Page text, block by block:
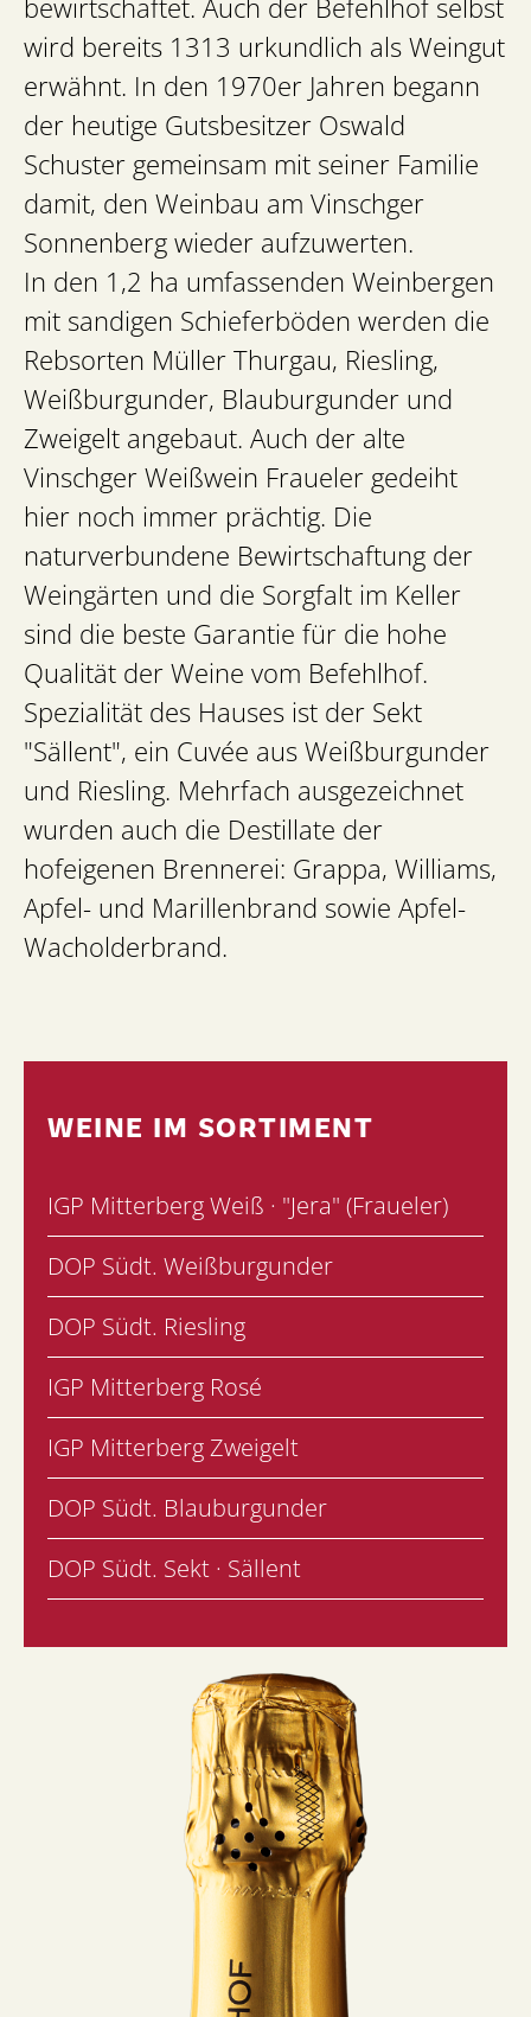
wird bereits 1313 urkundlich als Weingut
erwähnt. In den 1970er Jahren begann
der heutige Gutsbesitzer Oswald
Schuster gemeinsam mit seiner Familie
damit, den Weinbau am Vinschger
Sonnenberg wieder aufzuwerten.
In den 1,2 ha umfassenden Weinbergen
mit sandigen Schieferböden werden die
Rebsorten Müller Thurgau, Riesling,
Weißburgunder, Blauburgunder und
Zweigelt angebaut. Auch der alte
Vinschger Weißwein Fraueler gedeiht
hier noch immer prächtig. Die
naturverbundene Bewirtschaftung der
Weingärten und die Sorgfalt im Keller
sind die beste Garantie für die hohe
Qualität der Weine vom Befehlhof.
Spezialität des Hauses ist der Sekt
"Sällent", ein Cuvée aus Weißburgunder
und Riesling. Mehrfach ausgezeichnet
wurden auch die Destillate der
hofeigenen Brennerei: Grappa, Williams,
Apfel- und Marillenbrand sowie Apfel-
Wacholderbrand.
WEINE IM SORTIMENT
IGP Mitterberg Weiß · "Jera" (Fraueler)
DOP Südt. Weißburgunder
DOP Südt. Riesling
IGP Mitterberg Rosé
IGP Mitterberg Zweigelt
DOP Südt. Blauburgunder
DOP Südt. Sekt · Sällent